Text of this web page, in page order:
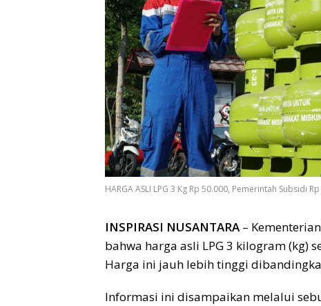
HARGA ASLI LPG 3 Kg Rp 50.000, Pemerintah Subsidi
INSPIRASI NUSANTARA –
bahwa harga asli LPG 3 kilogram (kg)
Harga ini jauh lebih tinggi
Informasi ini disampaikan melalui